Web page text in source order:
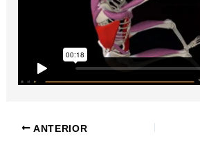
ANTERIOR